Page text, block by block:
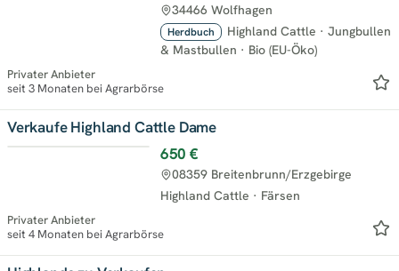
Herdbuch Highland Cattle · Jungbullen
& Mastbullen · Bio (EU-Öko)
34466 Wolfhagen
Privater Anbieter
seit 3 Monaten bei Agrarbörse
Verkaufe Highland Cattle Dame
650 €
Highland Cattle · Färsen
08359 Breitenbrunn/Erzgebirge
Privater Anbieter
seit 4 Monaten bei Agrarbörse